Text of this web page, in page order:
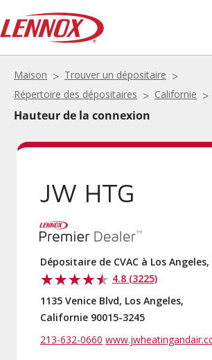
Maison
Trouver un dépositaire
Répertoire des dépositaires
Californie
Hauteur de la connexion
JW HTG
Dépositaire de CVAC à Los
4.8 (3225)
1135 Venice Blvd, Los Angeles,
Californie 90015-3245
213-632-0660